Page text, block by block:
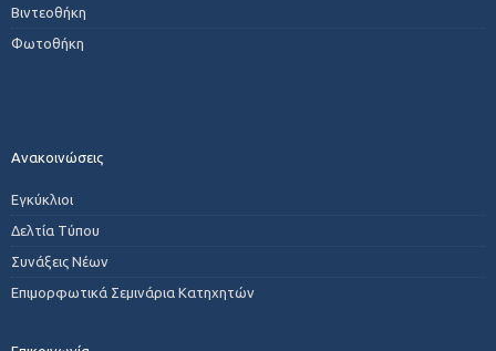
Βιντεοθήκη
Φωτοθήκη
Ανακοινώσεις
Εγκύκλιοι
Δελτία Τύπου
Συνάξεις Νέων
Επιμορφωτικά Σεμινάρια Κατηχητών